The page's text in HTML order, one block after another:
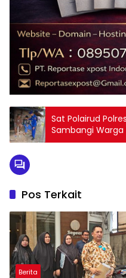
Sat Polairud
Sambangi Warga
Tali Asih dan
Pos Terkait
Berita